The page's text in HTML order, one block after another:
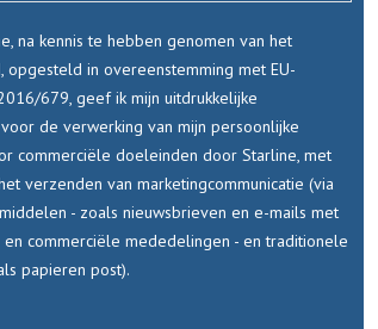
na kennis te hebben genomen van het
opgesteld in overeenstemming met EU-
679, geef ik mijn uitdrukkelijke
de verwerking van mijn persoonlijke
commerciële doeleinden door Starline, met
verzenden van marketingcommunicatie (via
- zoals nieuwsbrieven en e-mails met
commerciële mededelingen - en traditionele
papieren post).